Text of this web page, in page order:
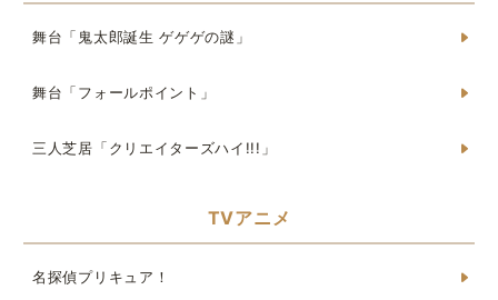
舞台「鬼太郎誕生 ゲゲゲの謎」
舞台「フォールポイント」
三人芝居「クリエイターズハイ!!!」
TVアニメ
名探偵プリキュア！